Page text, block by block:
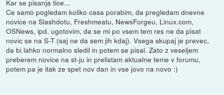
Kar se pisanja tice...
Ce samo pogledam koliko casa porabim, da pregledam dnevne
novice na Slashdotu, Freshmeatu, NewsForgeu, Linux.com,
OSNews, ipd. ugotovim, da se mi po vsem tem res ne da pisat
novic se na S-T (saj ne da sem jih kdaj). Vsega skupaj je prevec,
da bi lahko normalno sledil in potem se pisal. Zato z veseljem
preberem novice na st-ju in prelistam aktualne teme v forumu,
potem pa je itak ze spet nov dan in vse jovo na novo :)